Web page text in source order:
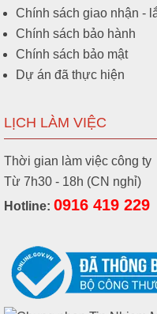
Chính sách giao nhận -
Chính sách bảo hành
Chính sách bảo mật
Dự án đã thực hiện
LỊCH LÀM VIỆC
Thời gian làm việc công ty
Từ 7h30 - 18h (CN nghỉ)
Hotline: 0916 419 229